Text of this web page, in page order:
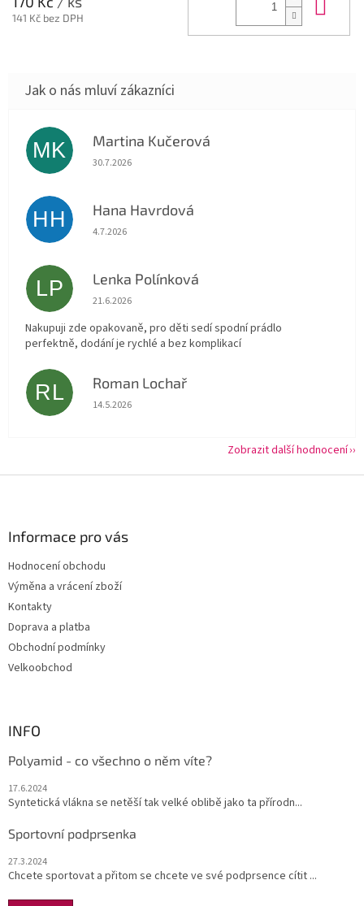
141 Kč bez DPH
MK Martina Kučerová
Hodnocení obchodu je 5 z 5 hvězdiček.
30.7.2026
HH Hana Havrdová
Hodnocení obchodu je 5 z 5 hvězdiček.
4.7.2026
LP Lenka Polínková
Hodnocení obchodu je 5 z 5 hvězdiček.
21.6.2026
Nakupuji zde opakovaně, pro děti sedí spodní prádlo
perfektně, dodání je rychlé a bez komplikací
RL Roman Lochař
Hodnocení obchodu je 5 z 5 hvězdiček.
14.5.2026
Zobrazit další hodnocení
Informace pro vás
Hodnocení obchodu
Výměna a vrácení zboží
Kontakty
Doprava a platba
Obchodní podmínky
Velkoobchod
INFO
Polyamid - co všechno o něm víte?
17.6.2024
Syntetická vlákna se netěší tak velké oblibě jako ta přírodn...
Sportovní podprsenka
27.3.2024
Chcete sportovat a přitom se chcete ve své podprsence cítit ...